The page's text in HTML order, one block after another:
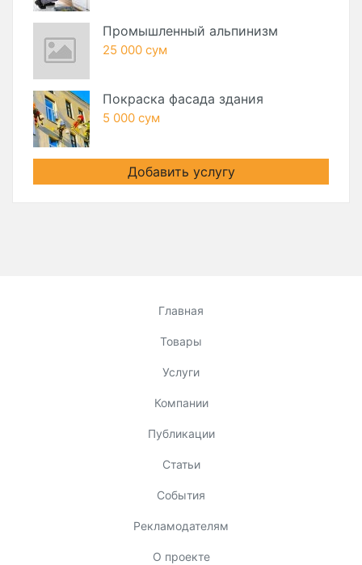
Промышленный альпинизм
25 000 сум
Покраска фасада здания
5 000 сум
Добавить услугу
Главная
Товары
Услуги
Компании
Публикации
Статьи
События
Рекламодателям
О проекте